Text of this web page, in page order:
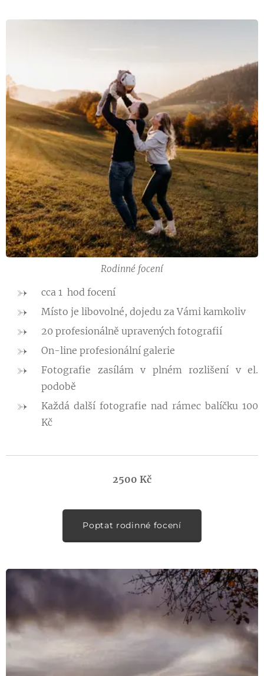
Rodinné focení
cca 1 hod focení
Místo je libovolné, dojedu za Vámi kamkoliv
20 profesionálně upravených fotografií
On-line profesionální galerie
Fotografie zasílám v plném rozlišení v el.
podobě
Každá další fotografie nad rámec balíčku 100
Kč
2500 Kč
Poptat rodinné focení